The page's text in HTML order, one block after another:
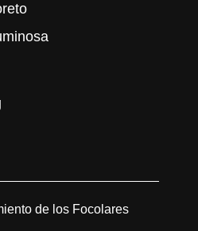
de los Focolares